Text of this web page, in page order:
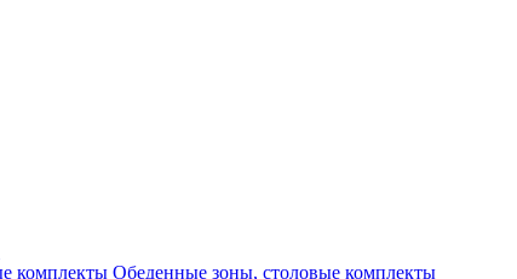
Обеденные зоны, столовые комплекты